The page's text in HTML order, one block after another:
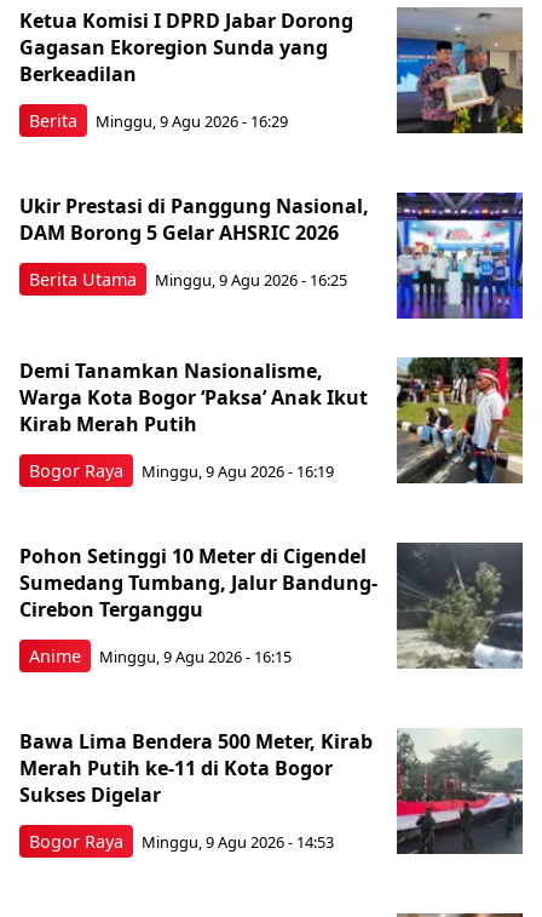
Berita
Ketua Komisi I DPRD Jabar Dorong
Gagasan Ekoregion Sunda yang
Berkeadilan
Minggu, 9 Agu 2026 - 16:29
Berita Utama
Ukir Prestasi di Panggung Nasional,
DAM Borong 5 Gelar AHSRIC 2026
Minggu, 9 Agu 2026 - 16:25
Bogor Raya
Demi Tanamkan Nasionalisme,
Warga Kota Bogor ‘Paksa’ Anak Ikut
Kirab Merah Putih
Minggu, 9 Agu 2026 - 16:19
Anime
Pohon Setinggi 10 Meter di Cigendel
Sumedang Tumbang, Jalur Bandung-
Cirebon Terganggu
Minggu, 9 Agu 2026 - 16:15
Bogor Raya
Bawa Lima Bendera 500 Meter, Kirab
Merah Putih ke-11 di Kota Bogor
Sukses Digelar
Minggu, 9 Agu 2026 - 14:53